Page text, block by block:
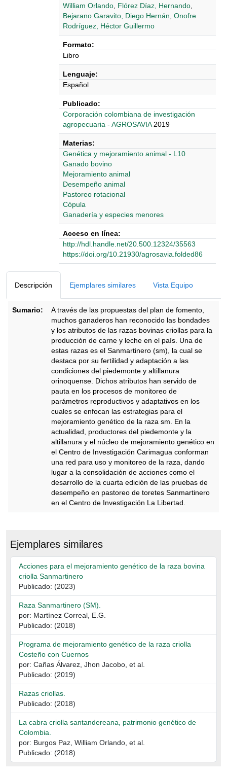
William Orlando Flórez Díaz, Hernando
Bejarano Garavito, Diego Hernán Onofre
Rodríguez, Héctor Guillermo
Formato:
Libro
Lenguaje:
Español
Publicado:
‎‎Corporación colombiana de investigación
agropecuaria - AGROSAVIA 2019
Materias:
Genética y mejoramiento animal - L10
Ganado bovino
Mejoramiento animal
Desempeño animal
Pastoreo rotacional
Cópula
Ganadería y especies menores
Acceso en línea:
http://hdl.handle.net/20.500.12324/35563
https://doi.org/10.21930/agrosavia.folded86
Descripción Ejemplares similares Vista Equipo
Sumario:
A través de las propuestas del plan de fomento,
muchos ganaderos han reconocido las bondades
y los atributos de las razas bovinas criollas para la
producción de carne y leche en el país. Una de
estas razas es el Sanmartinero (sm), la cual se
destaca por su fertilidad y adaptación a las
condiciones del piedemonte y altillanura
orinoquense. Dichos atributos han servido de
pauta en los procesos de monitoreo de
parámetros reproductivos y adaptativos en los
cuales se enfocan las estrategias para el
mejoramiento genético de la raza sm. En la
actualidad, productores del piedemonte y la
altillanura y el núcleo de mejoramiento genético en
el Centro de Investigación Carimagua conforman
una red para uso y monitoreo de la raza, dando
lugar a la consolidación de acciones como el
desarrollo de la cuarta edición de las pruebas de
desempeño en pastoreo de toretes Sanmartinero
en el Centro de Investigación La Libertad.
Ejemplares similares
Acciones para el mejoramiento genético de la raza bovina
criolla Sanmartinero
Publicado: (2023)
Raza Sanmartinero (SM).
por: Martínez Correal, E.G.
Publicado: (2018)
Programa de mejoramiento genético de la raza criolla
Costeño con Cuernos
por: Cañas Álvarez, Jhon Jacobo, et al.
Publicado: (2019)
Razas criollas.
Publicado: (2018)
La cabra criolla santandereana, patrimonio genético de
Colombia.
por: Burgos Paz, William Orlando, et al.
Publicado: (2018)